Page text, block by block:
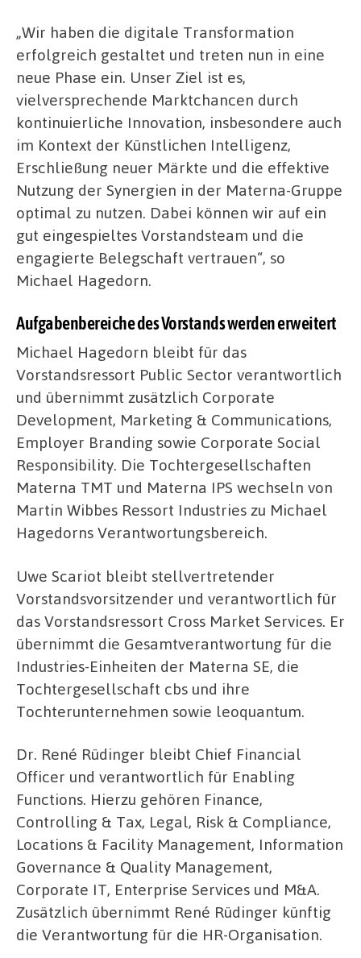
„Wir haben die digitale Transformation
erfolgreich gestaltet und treten nun in eine
neue Phase ein. Unser Ziel ist es,
vielversprechende Marktchancen durch
kontinuierliche Innovation, insbesondere auch
im Kontext der Künstlichen Intelligenz,
Erschließung neuer Märkte und die effektive
Nutzung der Synergien in der Materna-Gruppe
optimal zu nutzen. Dabei können wir auf ein
gut eingespieltes Vorstandsteam und die
engagierte Belegschaft vertrauen“, so
Michael Hagedorn.
Aufgabenbereiche des Vorstands werden erweitert
Michael Hagedorn bleibt für das
Vorstandsressort Public Sector verantwortlich
und übernimmt zusätzlich Corporate
Development, Marketing & Communications,
Employer Branding sowie Corporate Social
Responsibility. Die Tochtergesellschaften
Materna TMT und Materna IPS wechseln von
Martin Wibbes Ressort Industries zu Michael
Hagedorns Verantwortungsbereich.
Uwe Scariot bleibt stellvertretender
Vorstandsvorsitzender und verantwortlich für
das Vorstandsressort Cross Market Services. Er
übernimmt die Gesamtverantwortung für die
Industries-Einheiten der Materna SE, die
Tochtergesellschaft cbs und ihre
Tochterunternehmen sowie leoquantum.
Dr. René Rüdinger bleibt Chief Financial
Officer und verantwortlich für Enabling
Functions. Hierzu gehören Finance,
Controlling & Tax, Legal, Risk & Compliance,
Locations & Facility Management, Information
Governance & Quality Management,
Corporate IT, Enterprise Services und M&A.
Zusätzlich übernimmt René Rüdinger künftig
die Verantwortung für die HR-Organisation.